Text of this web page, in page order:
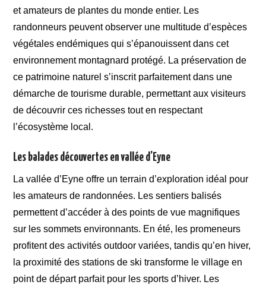
et amateurs de plantes du monde entier. Les
randonneurs peuvent observer une multitude d’espèces
végétales endémiques qui s’épanouissent dans cet
environnement montagnard protégé. La préservation de
ce patrimoine naturel s’inscrit parfaitement dans une
démarche de tourisme durable, permettant aux visiteurs
de découvrir ces richesses tout en respectant
l’écosystème local.
Les balades découvertes en vallée d’Eyne
La vallée d’Eyne offre un terrain d’exploration idéal pour
les amateurs de randonnées. Les sentiers balisés
permettent d’accéder à des points de vue magnifiques
sur les sommets environnants. En été, les promeneurs
profitent des activités outdoor variées, tandis qu’en hiver,
la proximité des stations de ski transforme le village en
point de départ parfait pour les sports d’hiver. Les